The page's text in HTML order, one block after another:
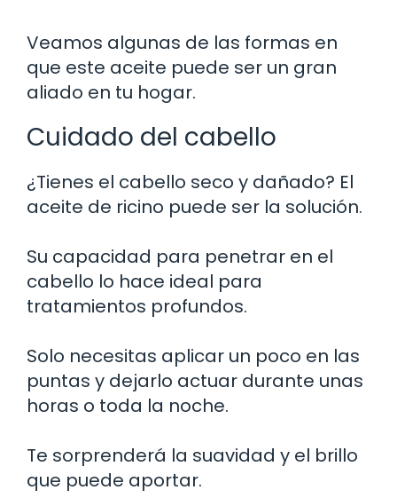
Veamos algunas de las formas en
que este aceite puede ser un gran
aliado en tu hogar.
Cuidado del cabello
¿Tienes el cabello seco y dañado? El
aceite de ricino puede ser la solución.
Su capacidad para penetrar en el
cabello lo hace ideal para
tratamientos profundos.
Solo necesitas aplicar un poco en las
puntas y dejarlo actuar durante unas
horas o toda la noche.
Te sorprenderá la suavidad y el brillo
que puede aportar.